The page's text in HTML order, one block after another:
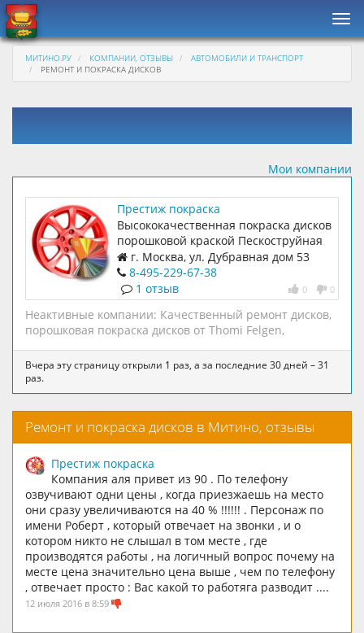
МИТИНО.РУ КОМПАНИИ, ОТЗЫВЫ
АВТОМОБИЛИ И ТРАНСПОРТ
РЕМОНТ И ПОКРАСКА ДИСКОВ
Мои компании
Престиж покраска
Высококачественная покраска дисков
порошковой краской Пескоструйная
очистка дисков по бережной
гибридной технологии Гибкая
ценовая политика на шиномонтаж
г. Москва, ул. Дубравная дом 53
8-495-229-67-38
0 0
1 отзыв
Неактивные компании: Качественный ремонт дисков,
порошковая покраска дисков от Thomi Felgen,
Вчера эту страницу открыли 1 раз, а за последние 30 дней – 31
раз.
Ремонт и покраска дисков в Митино, отзывы
Престиж покраска
Компания аля привет из 90 . По телефону
озвучивают одни цены , когда приезжаешь на место
они сразу увеличиваются на 40 % !!!!!! . Персонаж по
имени Роберт , который отвечает на звонки , и о
котором никто не слышал в том месте , где
производятся работы , на логичный вопрос почему на
месте цена значительно цена выше , чем по телефону
, отвечает просто : Вас какой то работяга разводит ....
12 июля 2016 в 8:59